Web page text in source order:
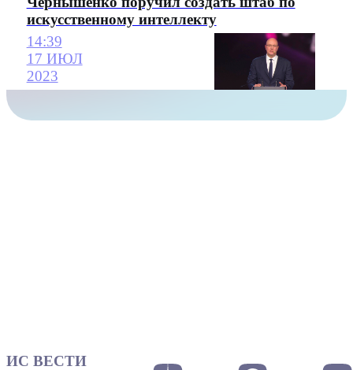
искусственному интеллекту
14:39
17 ИЮЛ
2023
ИС ВЕСТИ